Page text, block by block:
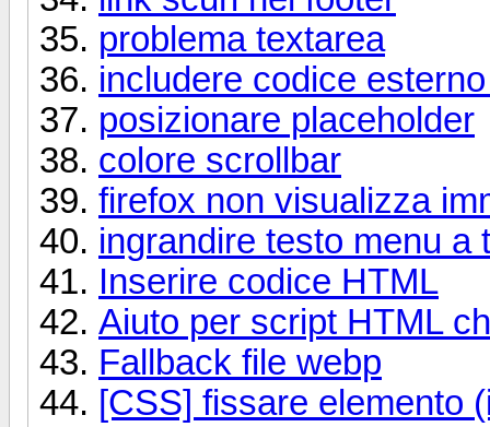
problema textarea
includere codice
posizionare placeholder
colore scrollbar
firefox non visualizza
ingrandire testo menu a
Inserire codice HTML
Aiuto per script HTML
Fallback file webp
[CSS] fissare elemento